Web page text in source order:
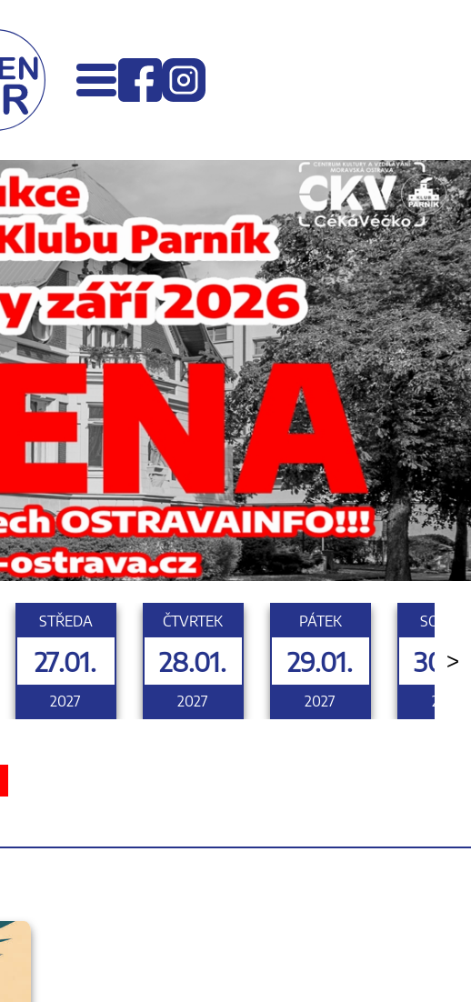
STŘEDA
27.01.
2027
ČTVRTEK
28.01.
2027
PÁTEK
29.01.
2027 2027
>